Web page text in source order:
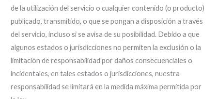
de la utilización del servicio o cualquier contenido (o producto)
publicado, transmitido, o que se pongan a disposición a través
del servicio, incluso si se avisa de su posibilidad. Debido a que
algunos estados o jurisdicciones no permiten la exclusión o la
limitación de responsabilidad por daños consecuenciales o
incidentales, en tales estados o jurisdicciones, nuestra
responsabilidad se limitará en la medida máxima permitida por